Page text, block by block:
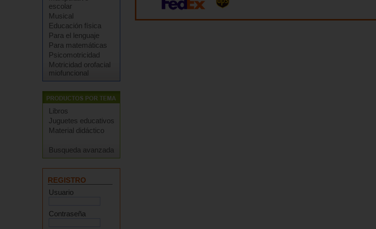
escolar
Musical
Educación física
Para el lenguaje
Para matemáticas
Psicomotricidad
Motricidad orofacial
miofuncional
Libros
Juguetes educativos
Material didáctico
Busqueda avanzada
REGISTRO
Usuario
Contraseña